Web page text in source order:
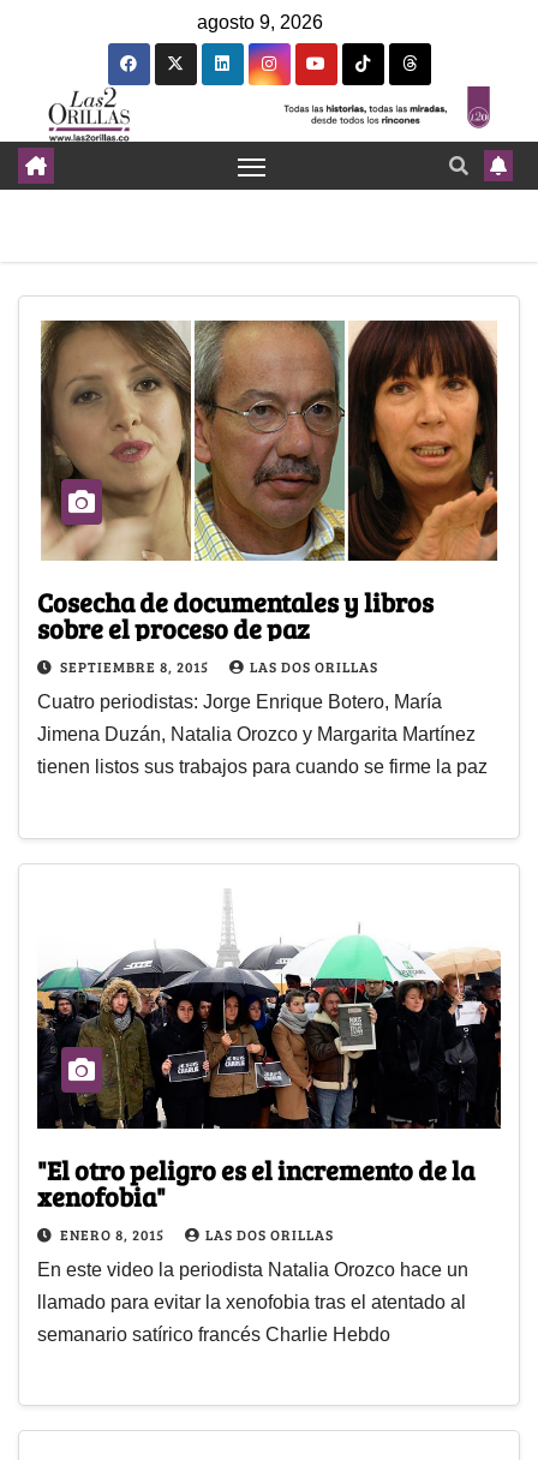
agosto 9, 2026
Cosecha de documentales y libros
sobre el proceso de paz
SEPTIEMBRE 8, 2015 LAS DOS ORILLAS
Cuatro periodistas: Jorge Enrique Botero, María
Jimena Duzán, Natalia Orozco y Margarita Martínez
tienen listos sus trabajos para cuando se firme la paz
"El otro peligro es el incremento de la
xenofobia"
ENERO 8, 2015 LAS DOS ORILLAS
En este video la periodista Natalia Orozco hace un
llamado para evitar la xenofobia tras el atentado al
semanario satírico francés Charlie Hebdo